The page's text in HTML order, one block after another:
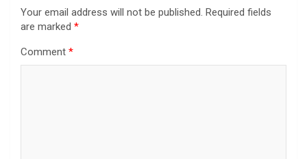
Your email address will not be published. Required fields
are marked *
Comment *